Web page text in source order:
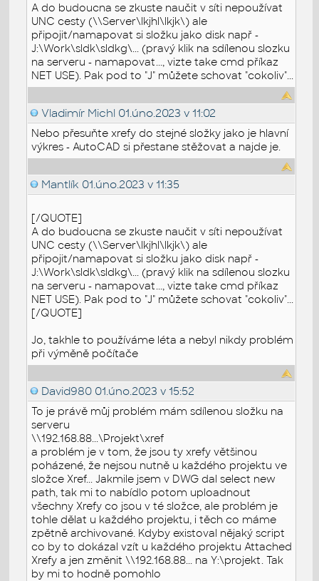
A do budoucna se zkuste naučit v síti nepoužívat
UNC cesty (\\Server\lkjhl\lkjk\) ale
připojit/namapovat si složku jako disk např -
J:\Work\sldk\sldkg\... (pravý klik na sdílenou slozku
na serveru - namapovat..., vizte take cmd příkaz
NET USE). Pak pod to "J" můžete schovat "cokoliv"...
Vladimír Michl 01.úno.2023 v 11:02
Nebo přesuňte xrefy do stejné složky jako je hlavní
výkres - AutoCAD si přestane stěžovat a najde je.
Mantlík 01.úno.2023 v 11:35
[/QUOTE]
A do budoucna se zkuste naučit v síti nepoužívat
UNC cesty (\\Server\lkjhl\lkjk\) ale
připojit/namapovat si složku jako disk např -
J:\Work\sldk\sldkg\... (pravý klik na sdílenou slozku
na serveru - namapovat..., vizte take cmd příkaz
NET USE). Pak pod to "J" můžete schovat "cokoliv"...
[/QUOTE]
Jo, takhle to používáme léta a nebyl nikdy problém
při výměně počítače
David980 01.úno.2023 v 15:52
To je právě můj problém mám sdílenou složku na
serveru
\\192.168.88...\Projekt\xref
a problém je v tom, že jsou ty xrefy většinou
poházené, že nejsou nutně u každého projektu ve
složce Xref... Jakmile jsem v DWG dal select new
path, tak mi to nabídlo potom uploadnout
všechny Xrefy co jsou v té složce, ale problém je
tohle dělat u každého projektu, i těch co máme
zpětně archivované. Kdyby existoval nějaký script
co by to dokázal vzít u každého projektu Attached
Xrefy a jen změnit \\192.168.88... na Y:\projekt. Tak
by mi to hodně pomohlo